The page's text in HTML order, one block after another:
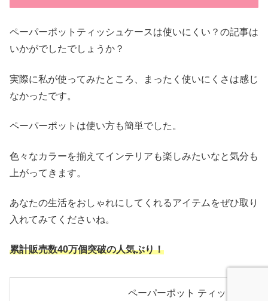
ペーパーポットティッシュケースは使いにくい？の記事は
いかがでしたでしょうか？
実際に私が使ってみたところ、まったく使いにくさは感じ
なかったです。
ペーパーポットは使い方も簡単でした。
色々なカラーを揃えてインテリアも楽しみたいなと気分も
上がってきます。
あなたの生活をおしゃれにしてくれるアイテムをぜひ取り
入れてみてくださいね。
累計販売数40万個突破の人気ぶり！
ペーパーポット ティッシュ